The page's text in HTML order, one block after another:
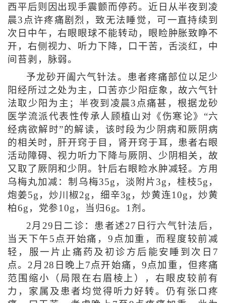
西平后则因出现手震颤而停药。近日从半夜到凌
晨3点许疼痛剧烈，致无法睡觉，可一直持续到
次日中午，右眼眼球不能转动，眼睑肿胀致睁不
开，右侧视力、听力下降，口干苦，舌淡红，中
间苔剥，脉弱。
予龙砂开阖六气针法。患者疼痛部位以足少
阳经所过之处为主，口苦亦少阳症象，故六气针
法取少阳为主；半夜到凌晨3点痛甚，根据龙砂
医学流派代表性传承人顾植山对《伤寒论》“六
经病欲解时”的解读，该时段为少阴病和厥阴病
的相关时，肝开窍于目，肾开窍于耳，患者右眼
活动障碍、视力听力下降与厥阴、少阴相关，故
又取了厥阴和少阴。针后右眼睑水肿减轻。方用
乌梅丸加减：制乌梅35g，淡附片3g，桂枝5g，
炮姜5g，炒川椒2g，细辛3g，炒黄连10g，炒黄
柏6g，党参10g，当归6g。1剂。
2月29日二诊：患者述27日行六气针法后，
当天下午5点开始痛，9点加重，而程度较前减
轻，服一片止痛药及初诊方后能安睡到次日7
点。2月28日晚上7点开始痛，9点加重，但疼痛
范围缩小（局限在右眉棱上），右眼皮较前有
力，家属及患者均觉得听力好转。仍有张口疼